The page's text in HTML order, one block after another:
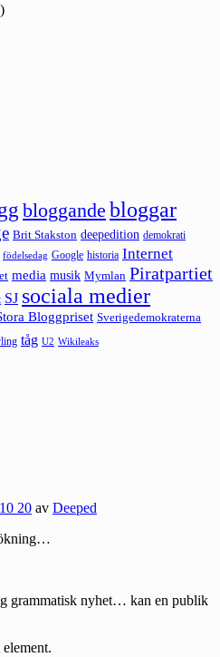
bloggande bloggar
Brit Stakston deepedition demokrati
födelsedag Google historia Internet
media musik Mymlan Piratpartiet
SJ sociala medier
Bloggpriset Sverigedemokraterna
tåg U2 Wikileaks
20 av Deeped
grammatisk nyhet… kan en publik